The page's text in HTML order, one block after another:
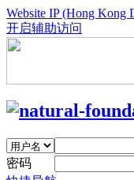
Website IP (Hong Kong
开启辅助访问
密码